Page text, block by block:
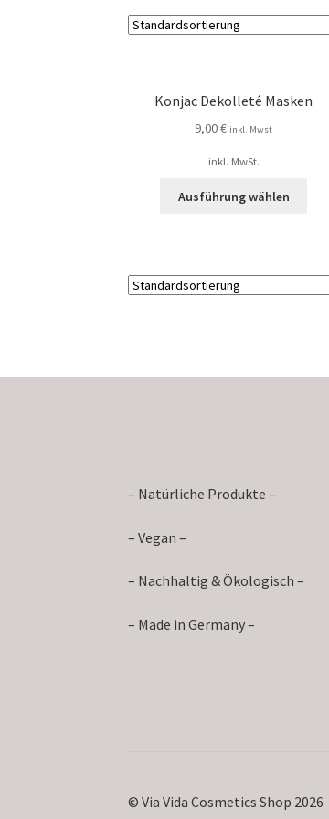
Konjac Dekolleté Masken
9,00€ inkl. Mwst
inkl. MwSt.
Ausführung wählen
– Natürliche Produkte –
– Vegan –
– Nachhaltig & Ökologisch –
– Made in Germany –
© Via Vida Cosmetics Shop 2026